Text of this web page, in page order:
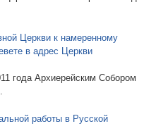
Церкви к намеренному
в адрес Церкви
года Архиерейским Собором
работы в Русской